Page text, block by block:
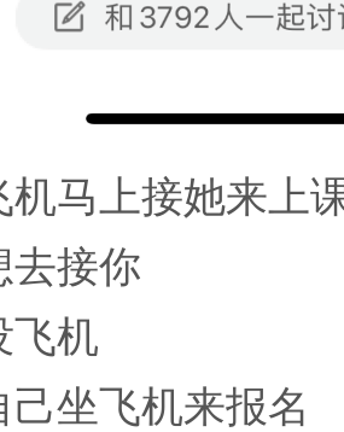
机马上接她来上
去接你
飞机
坐飞机来报名